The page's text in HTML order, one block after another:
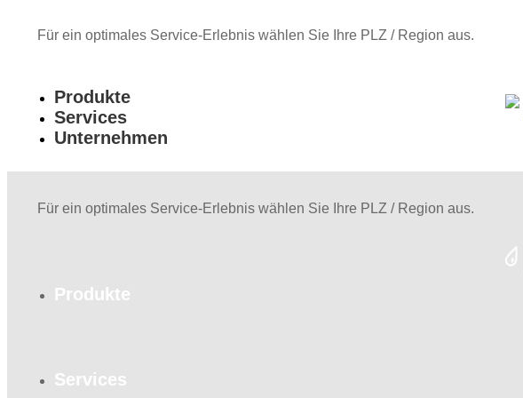
Für ein optimales Service-Erlebnis wählen Sie Ihre PLZ / Region aus.
Produkte
Services
Unternehmen
Für ein optimales Service-Erlebnis wählen Sie Ihre PLZ / Region aus.
Produkte
Services